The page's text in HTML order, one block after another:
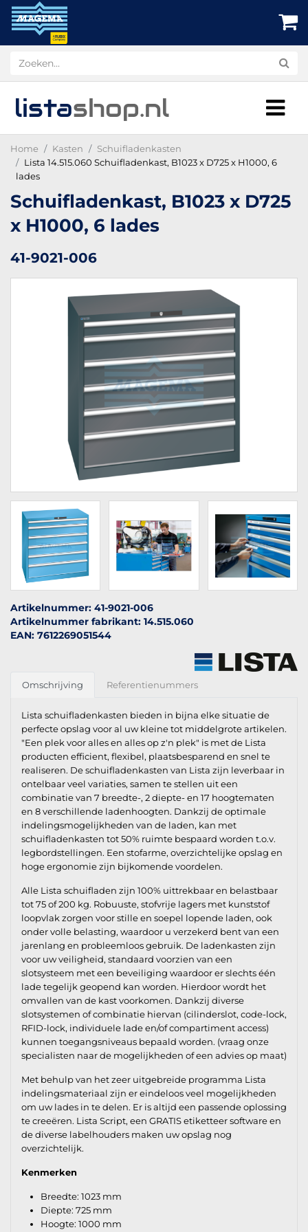
listashop.nl
Home Kasten
Schuifladenkasten
Lista 14.515.060 Schuifladenkast, B1023 x D725 x H1000, 6
lades
Schuifladenkast, B1023 x D725
x H1000, 6 lades
41-9021-006
Artikelnummer: 41-9021-006
Artikelnummer fabrikant: 14.515.060
EAN: 7612269051544
Omschrijving Referentienummers
Lista schuifladenkasten bieden in bijna elke situatie de
perfecte opslag voor al uw kleine tot middelgrote artikelen.
"Een plek voor alles en alles op z'n plek" is met de Lista
producten efficient, flexibel, plaatsbesparend en snel te
realiseren. De schuifladenkasten van Lista zijn leverbaar in
ontelbaar veel variaties, samen te stellen uit een
combinatie van 7 breedte-, 2 diepte- en 17 hoogtematen
en 8 verschillende ladenhoogten. Dankzij de optimale
indelingsmogelijkheden van de laden, kan met
schuifladenkasten tot 50% ruimte bespaard worden t.o.v.
legbordstellingen. Een stofarme, overzichtelijke opslag en
hoge ergonomie zijn bijkomende voordelen.
Alle Lista schuifladen zijn 100% uittrekbaar en belastbaar
tot 75 of 200 kg. Robuuste, stofvrije lagers met kunststof
loopvlak zorgen voor stille en soepel lopende laden, ook
onder volle belasting, waardoor u verzekerd bent van een
jarenlang en probleemloos gebruik. De ladenkasten zijn
voor uw veiligheid, standaard voorzien van een
slotsysteem met een beveiliging waardoor er slechts één
lade tegelijk geopend kan worden. Hierdoor wordt het
omvallen van de kast voorkomen. Dankzij diverse
slotsystemen of combinatie hiervan (cilinderslot, code-lock,
RFID-lock, individuele lade en/of compartiment access)
kunnen toegangsniveaus bepaald worden. (vraag onze
specialisten naar de mogelijkheden of een advies op maat)
Met behulp van het zeer uitgebreide programma Lista
indelingsmateriaal zijn er eindeloos veel mogelijkheden
om uw lades in te delen. Er is altijd een passende oplossing
te creeëren. Lista Script, een GRATIS etiketteer software en
de diverse labelhouders maken uw opslag nog
overzichtelijk.
Kenmerken
Breedte: 1023 mm
Diepte: 725 mm
Hoogte: 1000 mm